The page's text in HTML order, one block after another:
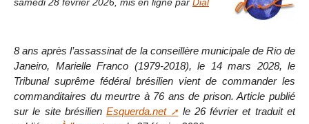
samedi 28 février 2026 mis en ligne par Dial
8 ans après l’assassinat de la conseillère municipale de Rio de
Janeiro, Marielle Franco (1979-2018), le 14 mars 2028, le
Tribunal suprême fédéral brésilien vient de commander les
commanditaires du meurtre à 76 ans de prison. Article publié
sur le site brésilienEsquerda.net
le 26 février et traduit et